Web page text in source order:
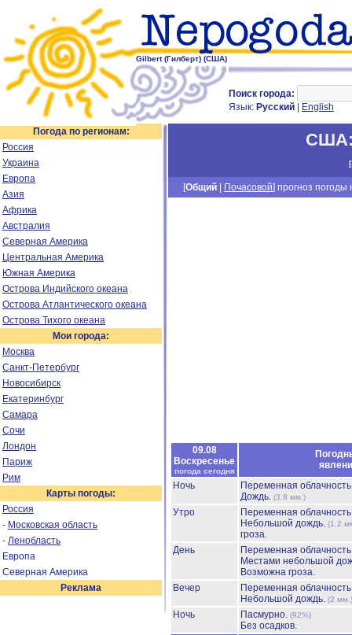
Gilbert (Гилберт) (США)
Поиск города:
Язык: Русский English
Погода по регионам:
Россия
Украина
Европа
Азия
Африка
Австралия
Северная Америка
Центральная Америка
Южная Америка
Острова Индийского океана
Острова Атлантического океана
Острова Тихого океана
Мои города:
Москва
Санкт-Петербург
Новосибирск
Екатеринбург
Самара
Сочи
Лондон
Париж
Рим
Карты погоды:
Россия
- Московская область
- Ленобласть
Европа
Северная Америка
Реклама
США
[
[Общий Почасовой] прогноз погоды
09.08
Воскресенье
погода сегодня
Ночь
Переменная
Дождь. (3.8 мм.)
Утро
Переменная
Небольшой дождь. (1.2
гроза.
День
Переменная
Местами небольшой
Возможна гроза.
Вечер
Переменная
Небольшой дождь. (2 мм.)
Ночь Пасмурно. (92%)
Без осадков.